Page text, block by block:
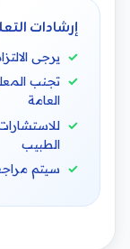
إرشادات
يرجى
تجنب
العامة
الطبيب
سيتم